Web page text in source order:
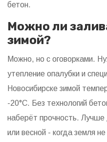
бетон.
Можно ли
зимой?
Можно, но с оговорками.
утепление опалубки и
Новосибирске зимой
-20°C. Без технологий
наберёт прочность.
или весной - когда земля